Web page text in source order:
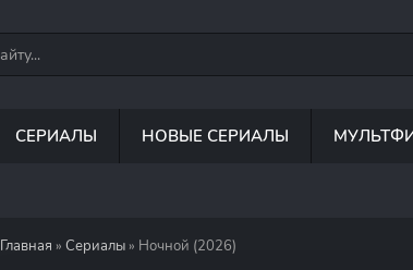
СЕРИАЛЫ НОВЫЕ СЕРИАЛЫ
Главная » Сериалы » Ночной (2026)